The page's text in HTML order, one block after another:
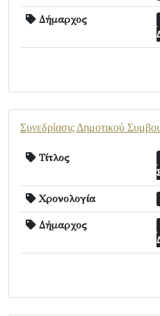
Δήμαρχος
Συνεδρίασις Δημοτικού
Τίτλος
Χρονολογία
Δήμαρχος